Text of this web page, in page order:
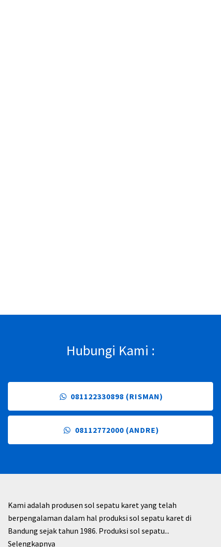
Hubungi Kami :
081122330898 (RISMAN)
08112772000 (ANDRE)
Kami adalah produsen sol sepatu karet yang telah
berpengalaman dalam hal produksi sol sepatu karet di
Bandung sejak tahun 1986. Produksi sol sepatu...
Selengkapnya